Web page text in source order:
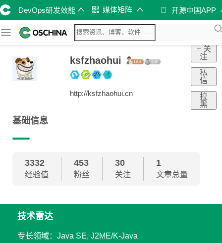
DevOps研发效能 媒体矩阵 开源中国APP
ksfzhaohui
http://ksfzhaohui.cn
+ 关
注
私
信
拉
黑
基础信息
3332
经验值
453
粉丝
30
关注
1
文章总量
技术雷达
专长领域：Java SE, J2ME/K-Java